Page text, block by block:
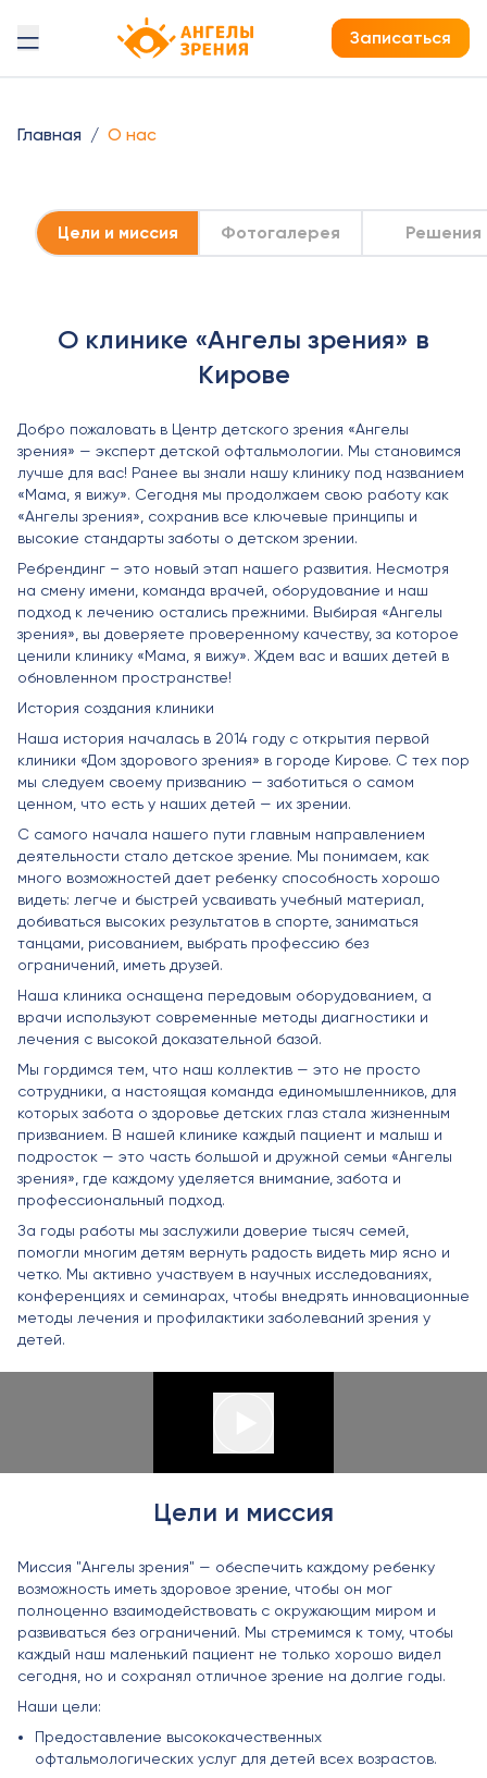
Детская офтальмология Ангелы зрения!
Записаться
Главная / О нас
Цели и миссия Фотогалерея Решения
О клинике «Ангелы зрения» в
Кирове
Добро пожаловать в Центр детского зрения «Ангелы
зрения» — эксперт детской офтальмологии. Мы становимся
лучше для вас! Ранее вы знали нашу клинику под названием
«Мама, я вижу». Сегодня мы продолжаем свою работу как
«Ангелы зрения», сохранив все ключевые принципы и
высокие стандарты заботы о детском зрении.
Ребрендинг – это новый этап нашего развития. Несмотря
на смену имени, команда врачей, оборудование и наш
подход к лечению остались прежними. Выбирая «Ангелы
зрения», вы доверяете проверенному качеству, за которое
ценили клинику «Мама, я вижу». Ждем вас и ваших детей в
обновленном пространстве!
История создания клиники
Наша история началась в 2014 году с открытия первой
клиники «Дом здорового зрения» в городе Кирове. С тех пор
мы следуем своему призванию — заботиться о самом
ценном, что есть у наших детей — их зрении.
С самого начала нашего пути главным направлением
деятельности стало детское зрение. Мы понимаем, как
много возможностей дает ребенку способность хорошо
видеть: легче и быстрей усваивать учебный материал,
добиваться высоких результатов в спорте, заниматься
танцами, рисованием, выбрать профессию без
ограничений, иметь друзей.
Наша клиника оснащена передовым оборудованием, а
врачи используют современные методы диагностики и
лечения с высокой доказательной базой.
Мы гордимся тем, что наш коллектив — это не просто
сотрудники, а настоящая команда единомышленников, для
которых забота о здоровье детских глаз стала жизненным
призванием. В нашей клинике каждый пациент и малыш и
подросток — это часть большой и дружной семьи «Ангелы
зрения», где каждому уделяется внимание, забота и
профессиональный подход.
За годы работы мы заслужили доверие тысяч семей,
помогли многим детям вернуть радость видеть мир ясно и
четко. Мы активно участвуем в научных исследованиях,
конференциях и семинарах, чтобы внедрять инновационные
методы лечения и профилактики заболеваний зрения у
детей.
Цели и миссия
Миссия "Ангелы зрения" — обеспечить каждому ребенку
возможность иметь здоровое зрение, чтобы он мог
полноценно взаимодействовать с окружающим миром и
развиваться без ограничений. Мы стремимся к тому, чтобы
каждый наш маленький пациент не только хорошо видел
сегодня, но и сохранял отличное зрение на долгие годы.
Наши цели:
Предоставление высококачественных
офтальмологических услуг для детей всех возрастов.